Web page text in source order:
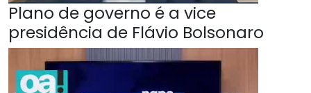
Plano de governo é a vice
presidência de Flávio Bolsonaro